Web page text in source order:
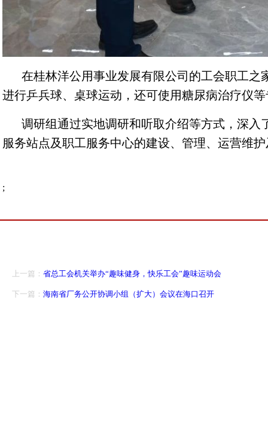
在桂林洋公用事业发展有限公司的工会职工
进行乒兵球、桌球运动，还可使用糖尿病治疗仪
调研组通过实地调研和听取介绍等方式，深
服务站点及职工服务中心的建设、管理、运营维
;
上一篇： 省总工会机关举办“趣味健身，快乐工会”趣味运动会
下一篇： 海南省厂务公开协调小组（扩大）会议在海口召开